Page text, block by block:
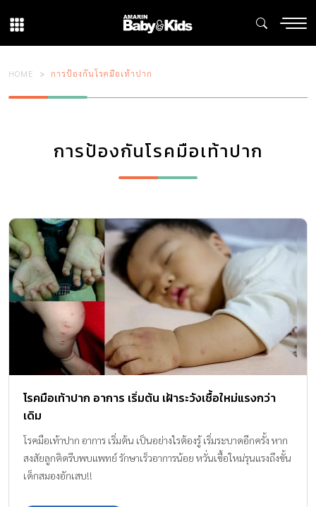
HOME การป้องกันโรคมือเท้าปาก
การป้องกันโรคมือเท้าปาก
โรคมือเท้าปาก อาการ เริ่มต้น เฝ้าระวังเชื้อใหม่แรงกว่า
เดิม
โรคมือเท้าปาก อาการ เริ่มต้น เป็นอย่างไรต้องรู้ เริ่มระบาดอีกครั้ง หาก
สงสัยลูกติดรีบพบแพทย์ รักษาเร็วอาการน้อย หวั่นเชื้อใหม่รุนแรงถึงขั้น
เด็กสมองอักเสบ!!